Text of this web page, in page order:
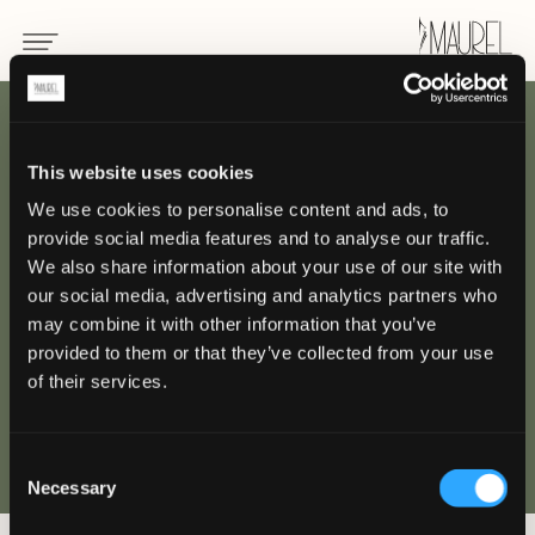
This website uses cookies
We use cookies to personalise content and ads, to
provide social media features and to analyse our traffic.
We also share information about your use of our site with
our social media, advertising and analytics partners who
may combine it with other information that you’ve
provided to them or that they’ve collected from your use
of their services.
Selection
Necessary
ZURÜCK
Grand Hotel Miramare
- Santa Margherita
Ligure
SANTA MARGHERITA LIGURE